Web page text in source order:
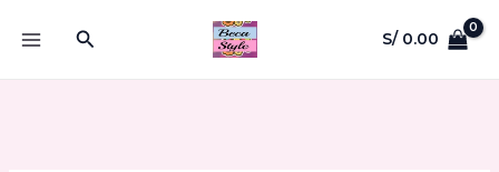
Buscar S/0.00